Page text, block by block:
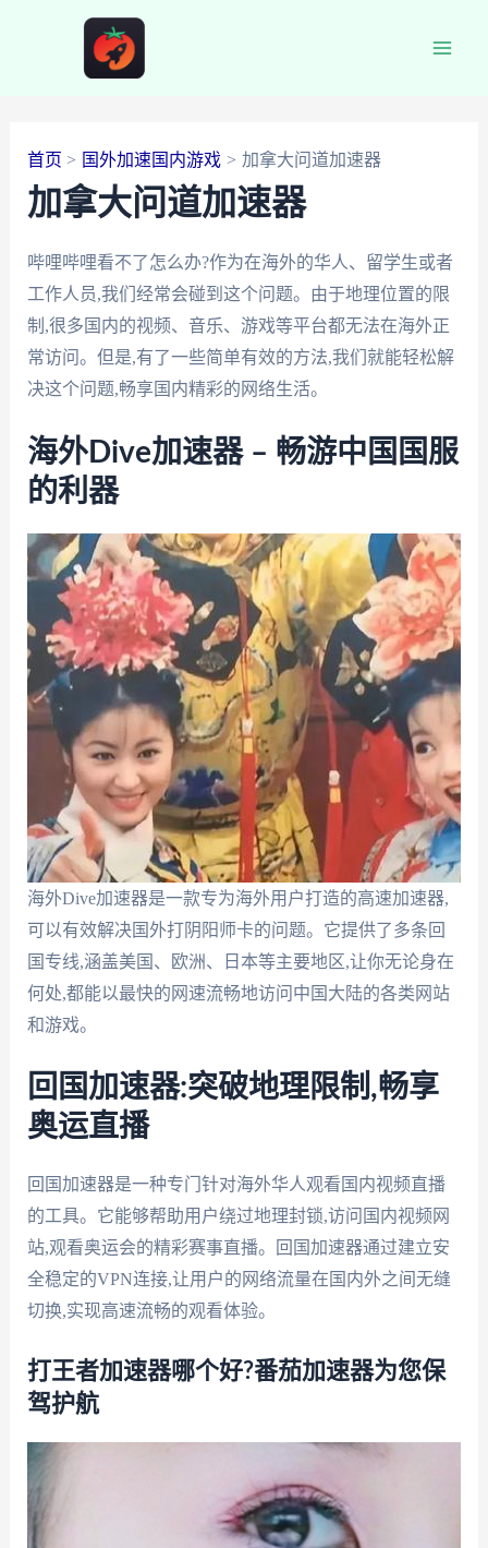
首页 国外加速国内游戏 加拿大问道加速器
加拿大问道加速器
哔哩哔哩看不了怎么办?作为在海外的华人、留学生或者
工作人员,我们经常会碰到这个问题。由于地理位置的限
制,很多国内的视频、音乐、游戏等平台都无法在海外正
常访问。但是,有了一些简单有效的方法,我们就能轻松解
决这个问题,畅享国内精彩的网络生活。
海外Dive加速器 – 畅游中国国服
的利器
海外Dive加速器是一款专为海外用户打造的高速加速器,
可以有效解决国外打阴阳师卡的问题。它提供了多条回
国专线,涵盖美国、欧洲、日本等主要地区,让你无论身在
何处,都能以最快的网速流畅地访问中国大陆的各类网站
和游戏。
回国加速器:突破地理限制,畅享
奥运直播
回国加速器是一种专门针对海外华人观看国内视频直播
的工具。它能够帮助用户绕过地理封锁,访问国内视频网
站,观看奥运会的精彩赛事直播。回国加速器通过建立安
全稳定的VPN连接,让用户的网络流量在国内外之间无缝
切换,实现高速流畅的观看体验。
打王者加速器哪个好?番茄加速器为您保
驾护航